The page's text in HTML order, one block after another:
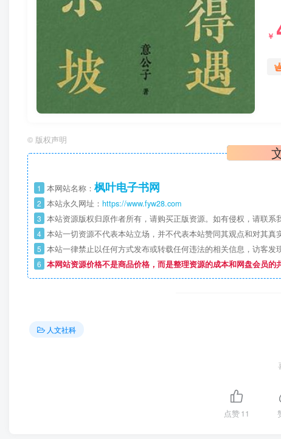
￥
© 版权声明
1 本网站名称： 枫叶电子书网
2 本站永久网址： https://www.fyw28.com
3 本站资源版权归原作者所有，请购买正版资源。如有侵权，请联系
4 本站一切资源不代表本站立场，并不代表本站赞同其观点和对其真
5 本站一律禁止以任何方式发布或转载任何违法的相关信息，访客发
6 本网站资源价格不是商品价格，而是整理资源的成本和网盘会员的
人文社科
点赞11